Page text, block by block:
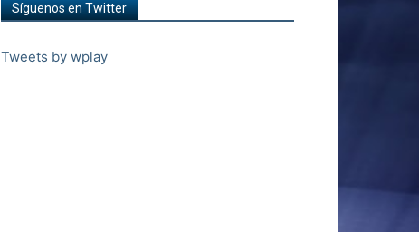
Síguenos en Twitter
Tweets by wplay